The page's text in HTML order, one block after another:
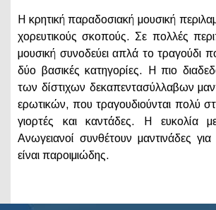
Η κρητική παραδοσιακή μουσική
χορευτικούς σκοπούς. Σε πολλές
μουσική συνοδεύει απλά το τραγούδι
δύο βασικές κατηγορίες. Η πιο
των δίστιχων δεκαπεντασύλλαβων
ερωτικών, που τραγουδιούνται πολύ
γιορτές και καντάδες. Η ευκολία
Ανωγειανοί συνθέτουν μαντινάδες
είναι παροιμιώδης.